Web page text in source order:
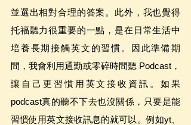
並選出相對合理的答案。此外，我也覺得
托福聽力很重要的一點，是在日常生活中
培養長期接觸英文的習慣。因此準備期
間，我會利用通勤或零碎時間聽 Podcast，
讓自己更習慣用英文接收資訊。如果
podcast真的聽不下去也沒關係，只要是能
習慣使用英文接收訊息的就可以。例如yt、